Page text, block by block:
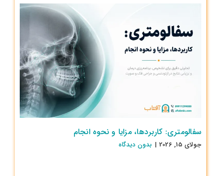
سفالومتری: کاربردها، مزایا و نحوه انجام
جولای 15, 2026 | بدون ديدگاه